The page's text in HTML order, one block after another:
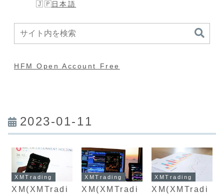
日本語
HFM Open Account Free
2023-01-11
XMTrading
XM(XMTradi
XMTrading
XM(XMTradi
XMTrading
XM(XMTradi